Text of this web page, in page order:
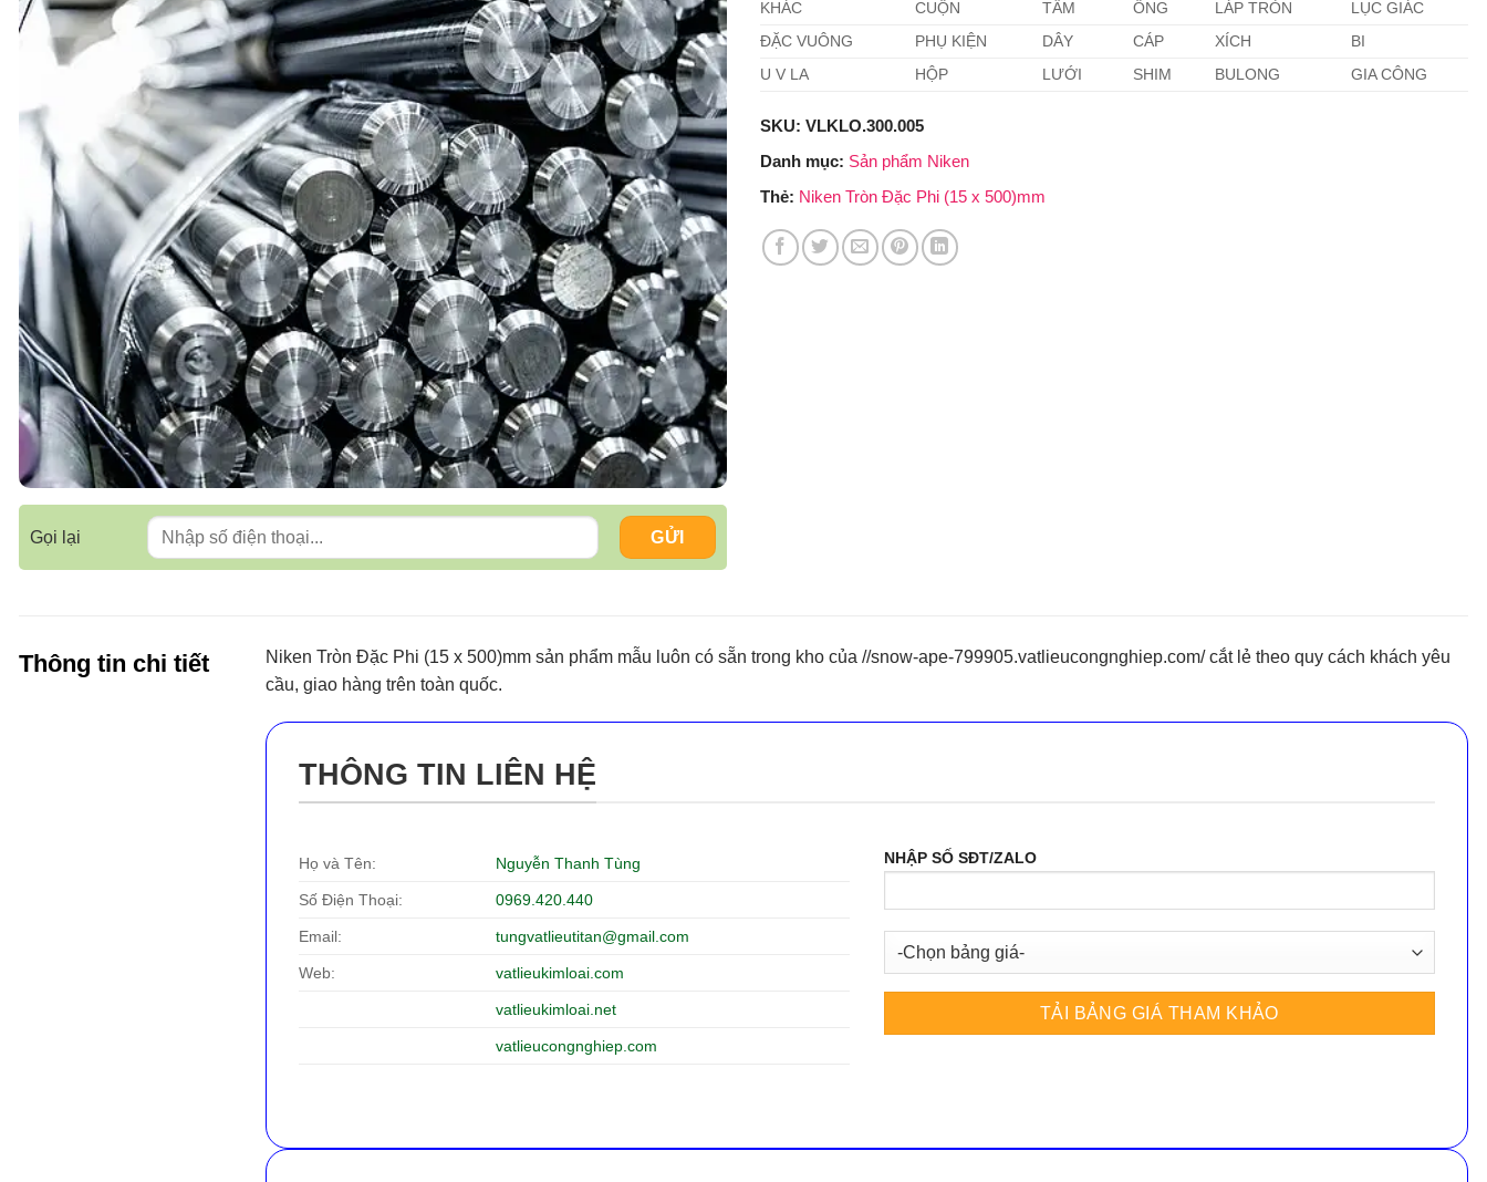
Gọi lại
KHÁC
CUỘN TẤM ỐNG LÁP TRÒN
LỤC GIÁC
ĐẶC VUÔNG
PHỤ KIỆN DÂY CÁP XÍCH
BI
U V LA
HỘP LƯỚI SHIM BULONG GIA CÔNG
SKU: VLKLO.300.005
Danh mục: Sản phẩm Niken
Thẻ: Niken Tròn Đặc Phi (15 x 500)mm
Thông tin chi tiết
Niken Tròn Đặc Phi (15 x 500)mm sản phẩm mẫu luôn có sẵn trong kho của //snow-ape-799905.vatlieucongnghiep.com/ cắt lẻ theo quy cách khách yêu
cầu, giao hàng trên toàn quốc.
THÔNG TIN LIÊN HỆ
Họ và Tên: Nguyễn Thanh Tùng
Số Điện Thoại: 0969.420.440
Email: tungvatlieutitan@gmail.com
Web: vatlieukimloai.com
vatlieukimloai.net
vatlieucongnghiep.com
NHẬP SỐ SĐT/ZALO